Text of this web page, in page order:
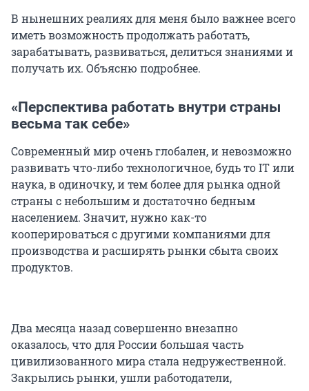
В нынешних реалиях для меня было важнее всего
иметь возможность продолжать работать,
зарабатывать, развиваться, делиться знаниями и
получать их. Объясню подробнее.
«Перспектива работать внутри страны
весьма так себе»
Современный мир очень глобален, и невозможно
развивать что-либо технологичное, будь то IT или
наука, в одиночку, и тем более для рынка одной
страны с небольшим и достаточно бедным
населением. Значит, нужно как-то
кооперироваться с другими компаниями для
производства и расширять рынки сбыта своих
продуктов.
Два месяца назад совершенно внезапно
оказалось, что для России большая часть
цивилизованного мира стала недружественной.
Закрылись рынки, ушли работодатели,